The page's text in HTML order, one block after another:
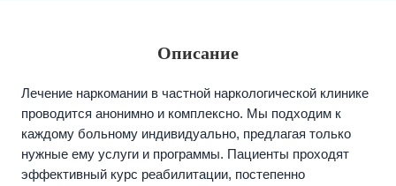
Описание
Лечение наркомании в частной наркологической клинике
проводится анонимно и комплексно. Мы подходим к
каждому больному индивидуально, предлагая только
нужные ему услуги и программы. Пациенты проходят
эффективный курс реабилитации, постепенно